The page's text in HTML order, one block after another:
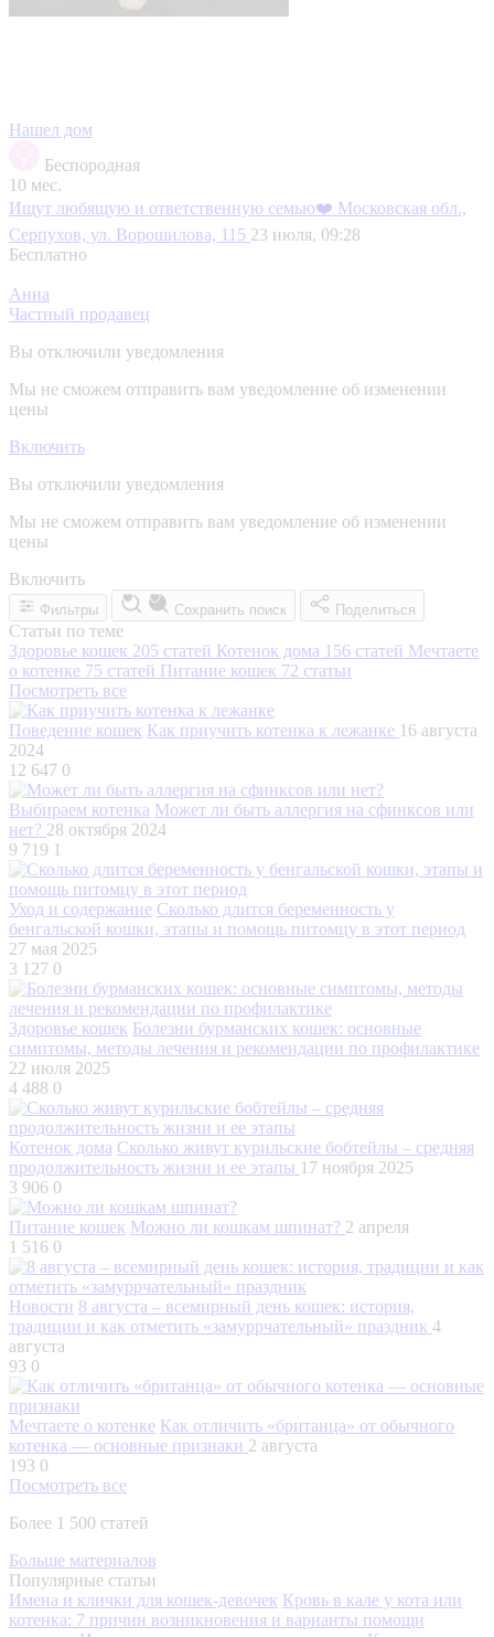
Нашел дом
Беспородная
10 мес.
Ищут любящую и ответственную семью❤️ Московская обл.,
Серпухов, ул. Ворошилова, 115 23 июля, 09:28
Бесплатно
Анна
Частный продавец
Вы отключили уведомления
Мы не сможем отправить вам уведомление об изменении
цены
Включить
Вы отключили уведомления
Мы не сможем отправить вам уведомление об изменении
цены
Включить
Фильтры Сохранить поиск Поделиться
Статьи по теме
Здоровье кошек 205 статей Котенок дома 156 статей Мечтаете
о котенке 75 статей Питание кошек 72 статьи
Посмотреть все
Поведение кошек Как приучить котенка к лежанке 16 августа
2024
12 647 0
Выбираем котенка Может ли быть аллергия на сфинксов или
нет? 28 октября 2024
9 719 1
Уход и содержание Сколько длится беременность у
бенгальской кошки, этапы и помощь питомцу в этот период
27 мая 2025
3 127 0
Здоровье кошек Болезни бурманских кошек: основные
симптомы, методы лечения и рекомендации по профилактике
22 июля 2025
4 488 0
Котенок дома Сколько живут курильские бобтейлы – средняя
продолжительность жизни и ее этапы 17 ноября 2025
3 906 0
Питание кошек Можно ли кошкам шпинат? 2 апреля
1 516 0
Новости 8 августа – всемирный день кошек: история,
традиции и как отметить «замуррчательный» праздник 4
августа
93 0
Мечтаете о котенке Как отличить «британца» от обычного
котенка — основные признаки 2 августа
193 0
Посмотреть все
Более 1 500 статей
Больше материалов
Популярные статьи
Имена и клички для кошек-девочек Кровь в кале у кота или
котенка: 7 причин возникновения и варианты помощи